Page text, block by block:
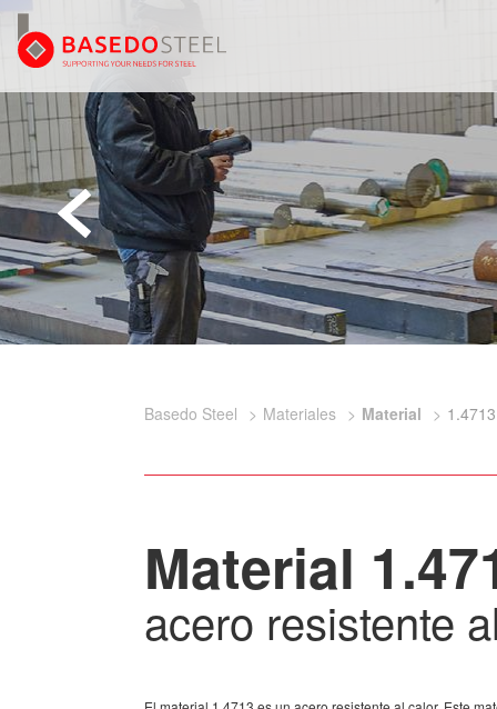
Basedo Steel Materiales Material 1.4713
Material
acero resistente